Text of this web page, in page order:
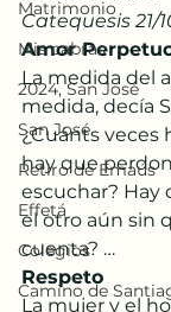
Matrimonio
Mis cabras
2024, San José
San José
Retiro de Emaús
Effetá
Colegios
Camino de
Catequesis 21/
Amor
La medida del
medida, decía
¿Cuánts veces
hay que
escuchar? Hay
el otro aún sin
cuenta? …
Respeto
La mujer y el